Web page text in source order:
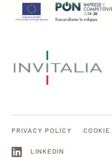
PRIVACY POLICY
LINKEDIN